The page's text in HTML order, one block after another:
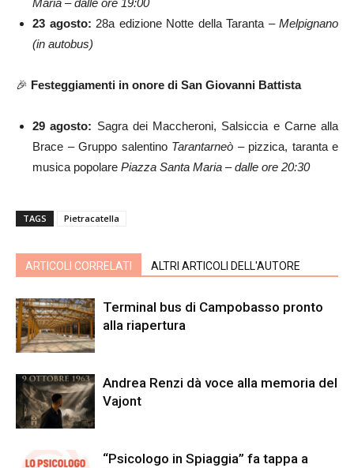
Maria – dalle ore 19:00
23 agosto: 28a edizione Notte della Taranta – Melpignano
(in autobus)
🎉 Festeggiamenti in onore di San Giovanni Battista
29 agosto: Sagra dei Maccheroni, Salsiccia e Carne alla
Brace – Gruppo salentino Tarantarneò – pizzica, taranta e
musica popolare Piazza Santa Maria – dalle ore 20:30
TAGS Pietracatella
ARTICOLI CORRELATI ALTRI ARTICOLI DELL'AUTORE
Terminal bus di Campobasso pronto
alla riapertura
Andrea Renzi dà voce alla memoria del
Vajont
“Psicologo in Spiaggia” fa tappa a